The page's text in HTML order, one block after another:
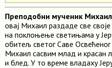
Преподобни мученик Михаил
овај Михаил раздаде све
на поклоњење светињама у
обитељ светог Саве
Михаил сасвим млад и красан
и блед. У то време владаху